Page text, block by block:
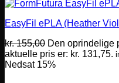
EasyFil ePLA (Heather
kr.155,00 Den oprindelige
aktuelle pris er: kr. 131,75.
Nedsat 15%